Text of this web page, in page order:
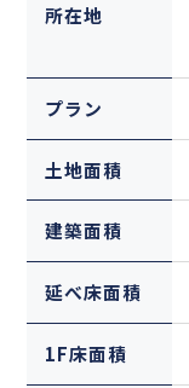
所在地
プラン
土地面積
建築面積
延べ床面積
1F床面積